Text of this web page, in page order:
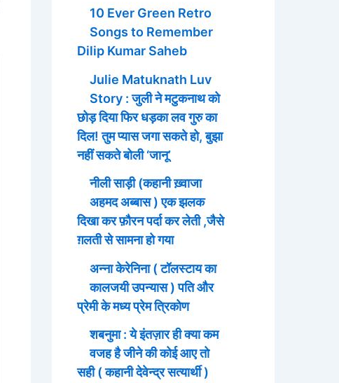
10 Ever Green Retro
Songs to Remember
Dilip Kumar Saheb
Julie Matuknath Luv
Story : जुली ने मटुकनाथ को
छोड़ दिया फिर धड़का लव गुरु का
दिल! तुम प्यास जगा सकते हो, बुझा
नहीं सकते बोली ‘जानू’
नीली साड़ी (कहानी ख़्वाजा
अहमद अब्बास ) एक झलक
दिखा कर फ़ौरन पर्दा कर लेती ,जैसे
ग़लती से सामना हो गया
अन्ना केरेनिना ( टॉलस्टाय का
कालजयी उपन्यास ) पति और
प्रेमी के मध्य प्रेम त्रिकोण
शबनुमा : ये इंतज़ार ही क्या कम
वजह है जीने की कोई आए तो
सही ( कहानी देवेन्द्र सत्यार्थी )